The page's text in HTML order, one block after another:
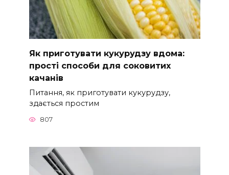
Як приготувати кукурудзу вдома:
прості способи для соковитих
качанів
Питання, як приготувати кукурудзу,
здається простим
807